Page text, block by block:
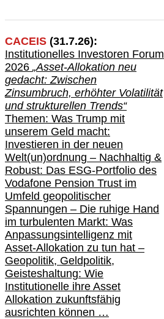
CACEIS (31.7.26):
Institutionelles Investoren Forum
2026 „Asset-Allokation neu
gedacht: Zwischen
Zinsumbruch, erhöhter Volatilität
und strukturellen Trends“
Themen: Was Trump mit
unserem Geld macht:
Investieren in der neuen
Welt(un)ordnung – Nachhaltig &
Robust: Das ESG-Portfolio des
Vodafone Pension Trust im
Umfeld geopolitischer
Spannungen – Die ruhige Hand
im turbulenten Markt: Was
Anpassungsintelligenz mit
Asset-Allokation zu tun hat –
Geopolitik, Geldpolitik,
Geisteshaltung: Wie
Institutionelle ihre Asset
Allokation zukunftsfähig
ausrichten können …